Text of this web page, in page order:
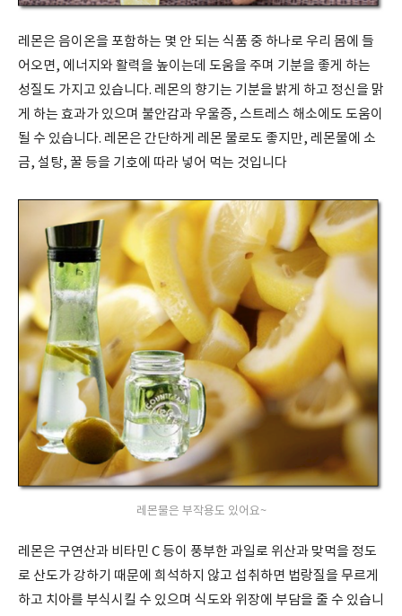
레몬은 음이온을 포함하는 몇 안 되는 식품 중 하나로 우리 몸에 들
어오면, 에너지와 활력을 높이는데 도움을 주며 기분을 좋게 하는
성질도 가지고 있습니다. 레몬의 향기는 기분을 밝게 하고 정신을 맑
게 하는 효과가 있으며 불안감과 우울증, 스트레스 해소에도 도움이
될 수 있습니다. 레몬은 간단하게 레몬 물로도 좋지만, 레몬물에 소
금, 설탕, 꿀 등을 기호에 따라 넣어 먹는 것입니다
레몬물은 부작용도 있어요~
레몬은 구연산과 비타민 C등이 풍부한 과일로 위산과 맞먹을 정도
로 산도가 강하기 때문에 희석하지 않고 섭취하면 법랑질을 무르게
하고 치아를 부식시킬 수 있으며 식도와 위장에 부담을 줄 수 있습니